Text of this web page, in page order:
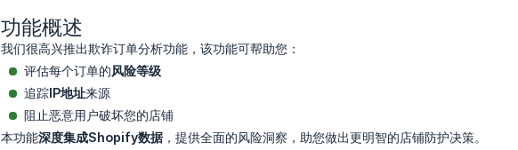
功能概述
我们很高兴推出欺诈订单分析功能，该功能可帮助您：
评估每个订单的风险等级
追踪IP地址来源
阻止恶意用户破坏您的店铺
本功能深度集成Shopify数据，提供全面的风险洞察，助您做出更明智的店铺防护决策。